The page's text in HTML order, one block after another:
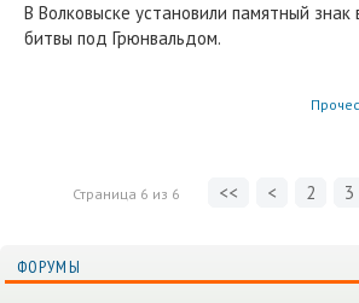
В Волковыске установили памятный знак
битвы под Грюнвальдом.
Страница 6 из 6 << < 2 3
ФОРУМЫ